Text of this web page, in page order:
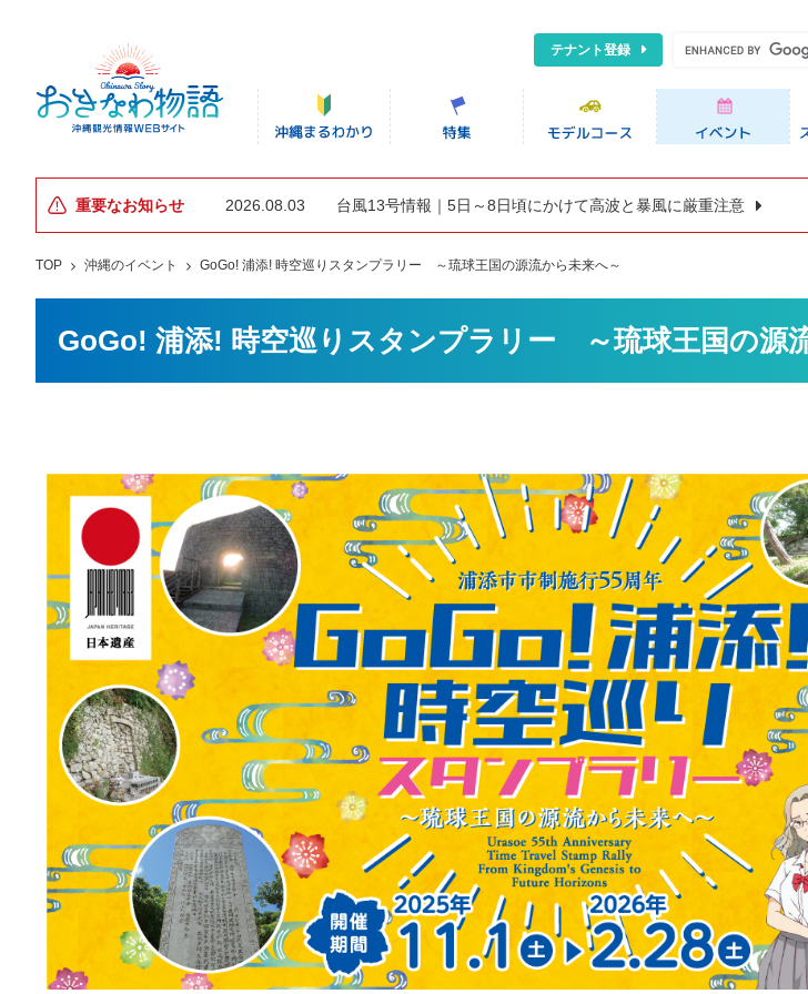
テナント登録
重要なお知らせ 2026.08.03 台風13号情報｜5日～8日頃にかけて高波と暴風に厳重注意
TOP 沖縄のイベント GoGo! 浦添! 時空巡りスタンプラリー ～琉球王国の源流から未来へ～
GoGo! 浦添! 時空巡りスタンプラリー ～琉球王国の源